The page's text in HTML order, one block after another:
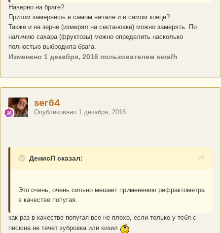
Наверно на браге?
Притом замеряешь в самом начале и в самом конце?
Также и на зерне (измерял на сектановке) можно замерять. По
наличию сахара (фруктозы) можно определить насколько
полностью выбродила брага.
Изменено 1 декабря, 2016 пользователем serafh
ser64
Опубликовано 1 декабря, 2016
ДенисП сказал:
Это очень, очень сильно мешает применению рефрактометра
в качестве попугая.
как раз в качестве попугая все не плохо, если только у тебя с
писюна не течет зубровка или кизил